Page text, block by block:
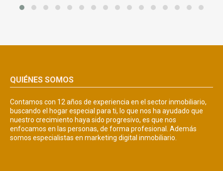
QUIÉNES SOMOS
Contamos con 12 años de experiencia en el sector inmobiliario,
buscando el hogar especial para ti, lo que nos ha ayudado que
nuestro crecimiento haya sido progresivo, es que nos
enfocamos en las personas, de forma profesional. Además
somos especialistas en marketing digital inmobiliario.